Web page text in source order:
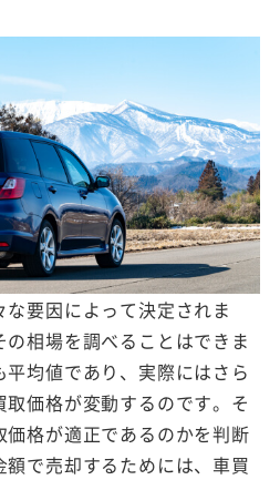
要因によって決定されま
相場を調べることはできま
均値であり、実際にはさら
価格が変動するのです。そ
格が適正であるのかを判断
額で売却するためには、車買